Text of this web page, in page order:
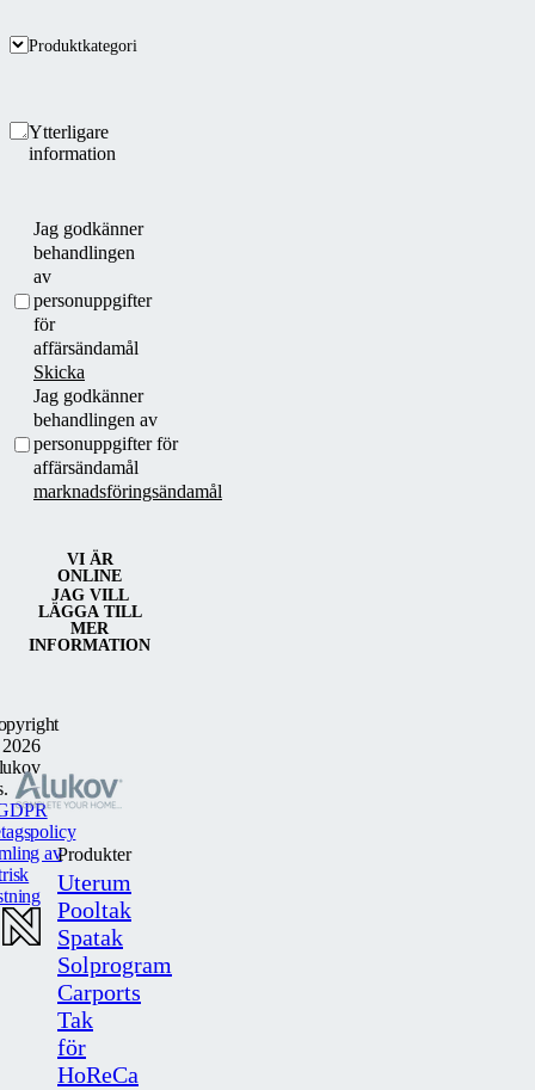
Produktkategori
Ytterligare
information
Jag godkänner
behandlingen
av
personuppgifter
för
affärsändamål
Skicka
Jag godkänner
behandlingen av
personuppgifter för
affärsändamål
marknadsföringsändamål
JAG VILL
LÄGGA TILL
MER
INFORMATION
VI ÄR
ONLINE
Produkter
Uterum
Pooltak
Spatak
Solprogram
Carports
Tak
för
HoReCa
av